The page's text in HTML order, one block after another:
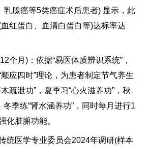
乳腺癌等5类癌症术后患者) 显示，此
红蛋白、血清白蛋白等)达标率达
月)：依据“易医体质辨识系统”，
应四时”理论，为患者制定节气养生
疏泄功”，夏季习“心火滋养功”，秋
冬季练“肾水涵养功”，同时每月进行1
化脏腑功能。
医学专业委员会2024年调研(样本